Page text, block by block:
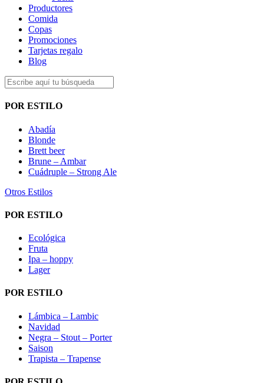
Productores
Comida
Copas
Promociones
Tarjetas regalo
Blog
POR ESTILO
Abadía
Blonde
Brett beer
Brune – Ambar
Cuádruple – Strong Ale
Otros Estilos
POR ESTILO
Ecológica
Fruta
Ipa – hoppy
Lager
POR ESTILO
Lámbica – Lambic
Navidad
Negra – Stout – Porter
Saison
Trapista – Trapense